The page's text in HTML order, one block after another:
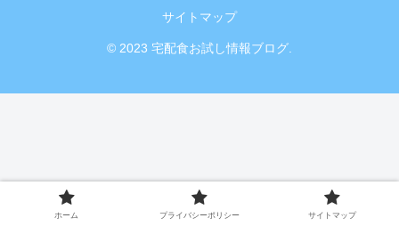
サイトマップ
© 2023 宅配食お試し情報ブログ.
ホーム プライバシーポリシー サイトマップ